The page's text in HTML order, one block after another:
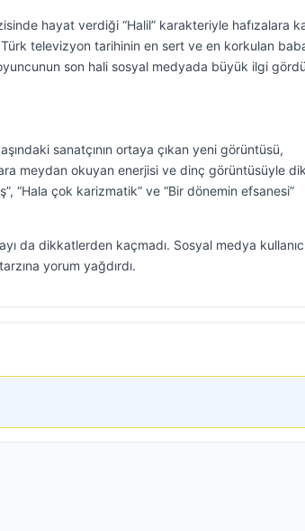
hayat verdiği “Halil” karakteriyle hafızalara
televizyon tarihinin en sert ve en korkulan
son hali sosyal medyada büyük ilgi
sanatçının ortaya çıkan yeni görüntüsü,
meydan okuyan enerjisi ve dinç görüntüsüyle
“Hala çok karizmatik” ve “Bir dönemin efsanesi”
da dikkatlerden kaçmadı. Sosyal medya
yorum yağdırdı.